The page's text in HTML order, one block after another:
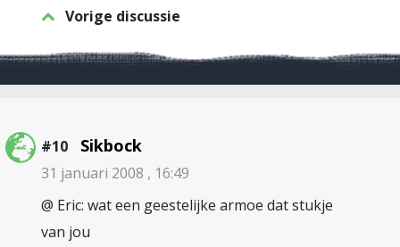
Vorige discussie
#10 Sikbock
31 januari 2008 , 16:49
@ Eric: wat een geestelijke armoe dat stukje
van jou